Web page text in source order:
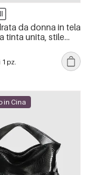
da donna in tela
tinta unita, stile
pz.
in Cina